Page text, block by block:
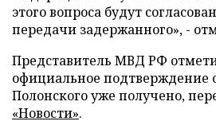
этого вопроса будут
передачи задержанного», -
Представитель МВД РФ
официальное подтверждение
Полонского уже получено,
«Новости».